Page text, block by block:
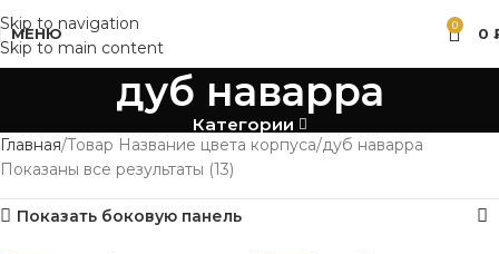
Skip to navigation
Skip to main content
МЕНЮ 0 0
дуб наварра
Категории
Главная Товар Название цвета корпуса дуб наварра
Показаны все результаты (13)
Показать боковую панель